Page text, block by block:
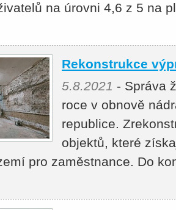
na úrovni 4,6 z 5 na
Rekonstrukce
5.8.2021 - Správa
roce v obnově
republice.
objektů, které
pro zaměstnance. Do